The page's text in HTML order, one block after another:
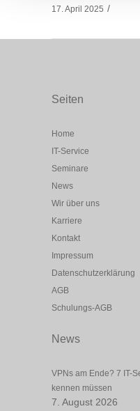
17. April 2025
Seiten
Home
IT-Service
Seminare
News
Wir über uns
Karriere
Kontakt
Impressum
Datenschutzerklärung
AGB
Schulungs-AGB
News
VPNs am Ende? 7 IT-
kennen müssen
7. August 2026